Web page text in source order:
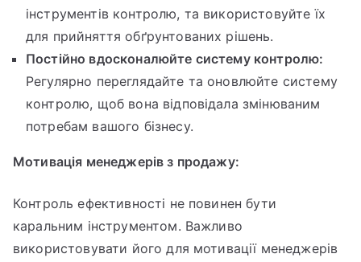
інструментів контролю, та використовуйте їх
для прийняття обґрунтованих рішень.
Постійно вдосконалюйте систему контролю:
Регулярно переглядайте та оновлюйте систему
контролю, щоб вона відповідала змінюваним
потребам вашого бізнесу.
Мотивація менеджерів з продажу:
Контроль ефективності не повинен бути
каральним інструментом. Важливо
використовувати його для мотивації менеджерів